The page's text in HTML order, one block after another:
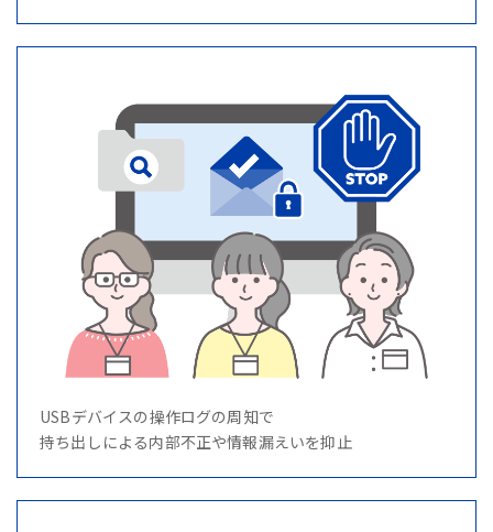
USBデバイスの操作ログの周知で
持ち出しによる内部不正や情報漏えいを抑止